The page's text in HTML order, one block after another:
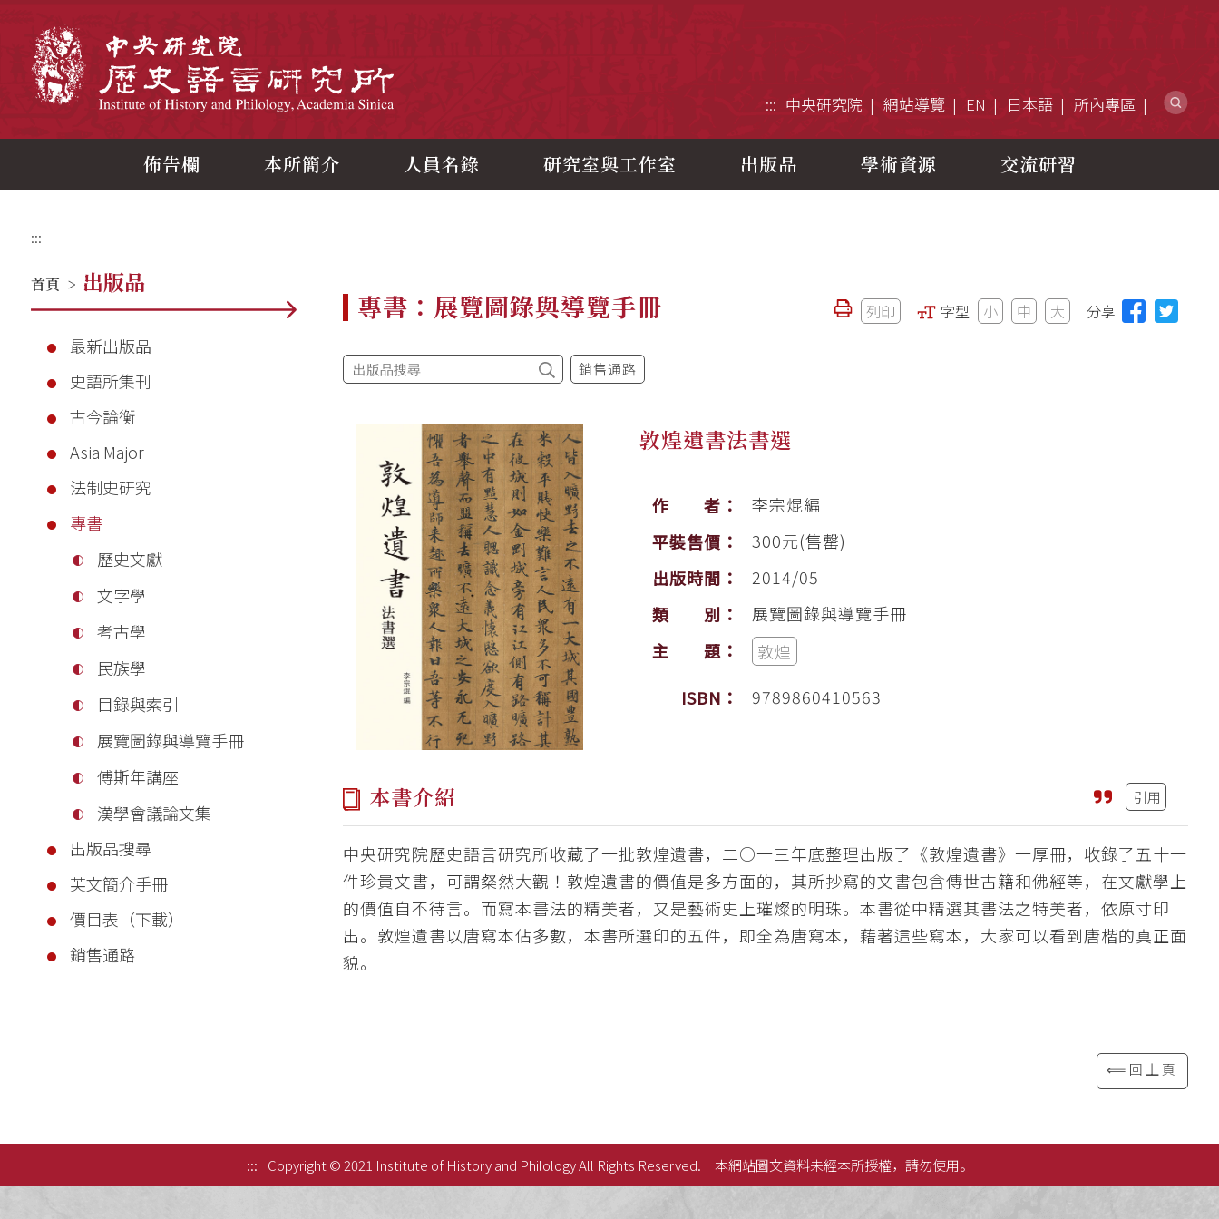
::: 中央研究院 網站導覽 EN 日本語 所內專區
佈告欄 本所簡介 人員名錄 研究室與工作室 出版品 學術資源 交流研習
:::
首頁 > 出版品
最新出版品
史語所集刊
古今論衡
Asia Major
法制史研究
專書
歷史文獻
文字學
考古學
民族學
目錄與索引
展覽圖錄與導覽手冊
傅斯年講座
漢學會議論文集
出版品搜尋
英文簡介手冊
價目表（下載）
銷售通路
專書：展覽圖錄與導覽手冊 列印 字型 小 中 大 分享
銷售通路
敦煌遺書法書選
作 者：
李宗焜編
平裝售價：
300元(售罄)
出版時間：
2014/05
類 別：
展覽圖錄與導覽手冊
主 題：
敦煌
ISBN：
9789860410563
本書介紹 引用
中央研究院歷史語言研究所收藏了一批敦煌遺書，二○一三年底整理出版了《敦煌遺書》一厚冊，收錄了五十一
件珍貴文書，可謂粲然大觀！敦煌遺書的價值是多方面的，其所抄寫的文書包含傳世古籍和佛經等，在文獻學上
的價值自不待言。而寫本書法的精美者，又是藝術史上璀燦的明珠。本書從中精選其書法之特美者，依原寸印
出。敦煌遺書以唐寫本佔多數，本書所選印的五件，即全為唐寫本，藉著這些寫本，大家可以看到唐楷的真正面
貌。
⟸回上頁
::: Copyright © 2021 Institute of History and Philology All Rights Reserved. 本網站圖文資料未經本所授權，請勿使用。